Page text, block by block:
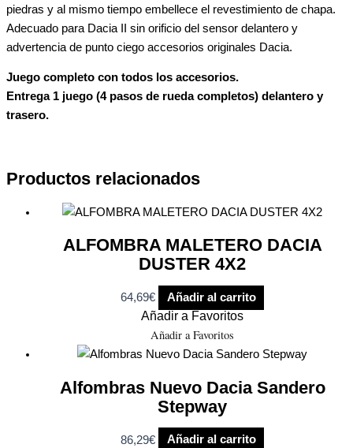
piedras y al mismo tiempo embellece el revestimiento de chapa.
Adecuado para Dacia II sin orificio del sensor delantero y
advertencia de punto ciego accesorios originales Dacia.
Juego completo con todos los accesorios.
Entrega 1 juego (4 pasos de rueda completos) delantero y
trasero.
Productos relacionados
ALFOMBRA MALETERO DACIA
DUSTER 4X2
64,69€ Añadir al carrito
Añadir a Favoritos
Añadir a Favoritos
Alfombras Nuevo Dacia Sandero
Stepway
86,29€ Añadir al carrito